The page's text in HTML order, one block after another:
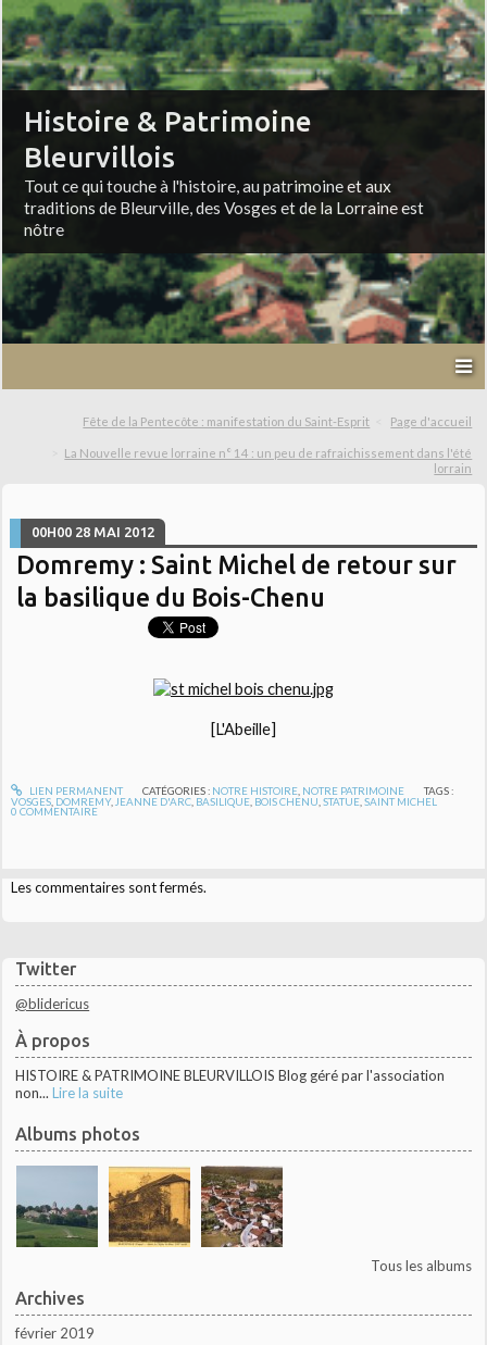
Twitter
@blidericus
À propos
HISTOIRE & PATRIMOINE BLEURVILLOIS Blog géré par l'association
non... Lire la suite
Albums photos
Tous les albums
Archives
février 2019
Histoire & Patrimoine
Bleurvillois
Tout ce qui touche à l'histoire, au patrimoine et aux
traditions de Bleurville, des Vosges et de la Lorraine est
nôtre
Fête de la Pentecôte : manifestation du Saint-Esprit Page d'accueil
La Nouvelle revue lorraine n° 14 : un peu de rafraichissement dans l'été
lorrain
00H00 28 MAI 2012
Domremy : Saint Michel de retour sur
la basilique du Bois-Chenu
[L'Abeille]
LIEN PERMANENT CATÉGORIES : NOTRE HISTOIRE, NOTRE PATRIMOINE
TAGS :
VOSGES DOMREMY, JEANNE D'ARC BASILIQUE BOIS CHENU ,STATUE ,SAINT MICHEL
0 COMMENTAIRE
Les commentaires sont fermés.